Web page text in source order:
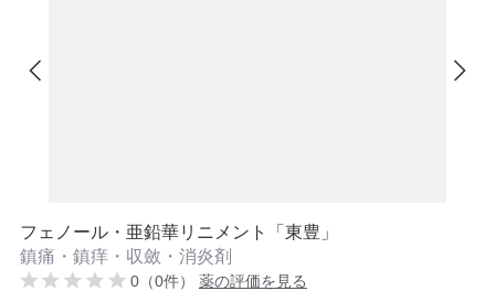
フェノール・亜鉛華リニメント「東豊」
鎮痛・鎮痒・収斂・消炎剤
0（0件） 薬の評価を見る